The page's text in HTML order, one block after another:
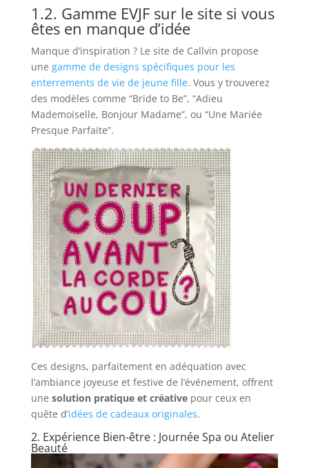
1.2. Gamme EVJF sur le site si vous
êtes en manque d’idée
Manque d’inspiration ? Le site de Callvin propose
une gamme de designs spécifiques pour les
enterrements de vie de jeune fille. Vous y trouverez
des modèles comme “Bride to Be”, “Adieu
Mademoiselle, Bonjour Madame”, ou “Une Mariée
Presque Parfaite”.
Ces designs, parfaitement en adéquation avec
l’ambiance joyeuse et festive de l’événement, offrent
une solution pratique et créativepour ceux en
quête d’idées de cadeaux originales.
2. Expérience Bien-être : Journée Spa ou Atelier
Beauté